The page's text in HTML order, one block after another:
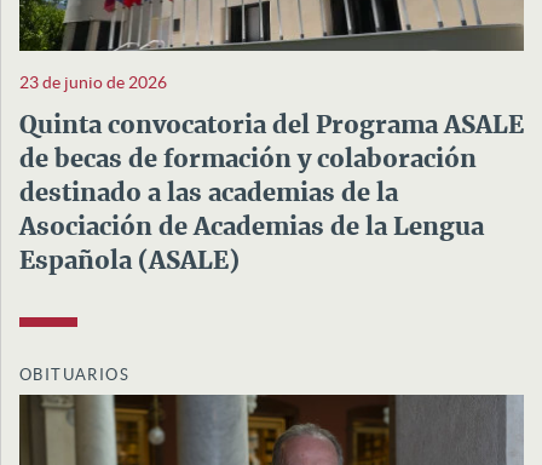
23 de junio de 2026
Quinta convocatoria del Programa ASALE
de becas de formación y colaboración
destinado a las academias de la
Asociación de Academias de la Lengua
Española (ASALE)
OBITUARIOS